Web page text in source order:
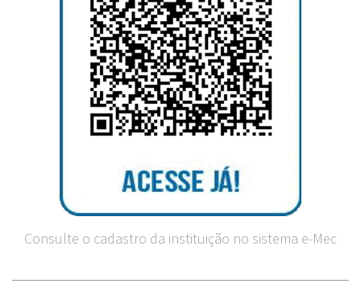
Consulte o cadastro da instituição no sistema e-Mec